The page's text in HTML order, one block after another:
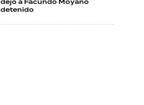
dejó a Facundo Moyano
detenido